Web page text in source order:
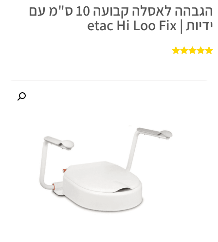
הגבהה לאסלה קבועה 10 ס"מ עם
ידיות | etac Hi Loo Fix